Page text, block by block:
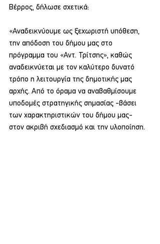
Βέρρος, δήλωσε σχετικά:
«Αναδεικνύουμε ως ξεχωριστή υπόθεση,
την απόδοση του δήμου μας στο
πρόγραμμα του «Αντ. Τρίτσης», καθώς
αναδεικνύεται με τον καλύτερο δυνατό
τρόπο η λειτουργία της δημοτικής μας
αρχής. Από το όραμα να αναβαθμίσουμε
υποδομές στρατηγικής σημασίας -βάσει
των χαρακτηριστικών του δήμου μας-
στον ακριβή σχεδιασμό και την υλοποίηση.